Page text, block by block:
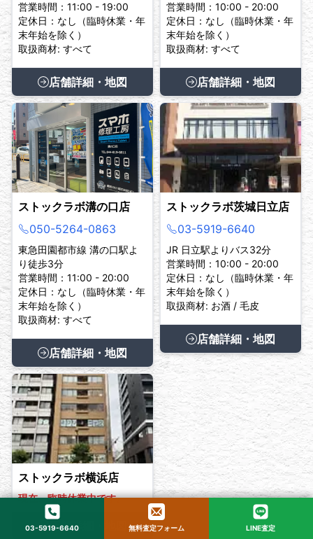
営業時間：11:00 - 19:00
定休日：なし（臨時休業・年
末年始を除く）
取扱商材: すべて
店舗詳細・地図
営業時間：10:00 - 20:00
定休日：なし（臨時休業・年
末年始を除く）
取扱商材: すべて
店舗詳細・地図
ストックラボ溝の口店
050-5264-0863
東急田園都市線 溝の口駅よ
り徒歩3分
営業時間：11:00 - 20:00
定休日：なし（臨時休業・年
末年始を除く）
取扱商材: すべて
店舗詳細・地図
ストックラボ茨城日立店
03-5919-6640
JR 日立駅よりバス32分
営業時間：10:00 - 20:00
定休日：なし（臨時休業・年
末年始を除く）
取扱商材: お酒 / 毛皮
店舗詳細・地図
ストックラボ横浜店
現在、臨時休業中です。
店舗詳細・地図
03-5919-6640 無料査定フォーム LINE査定